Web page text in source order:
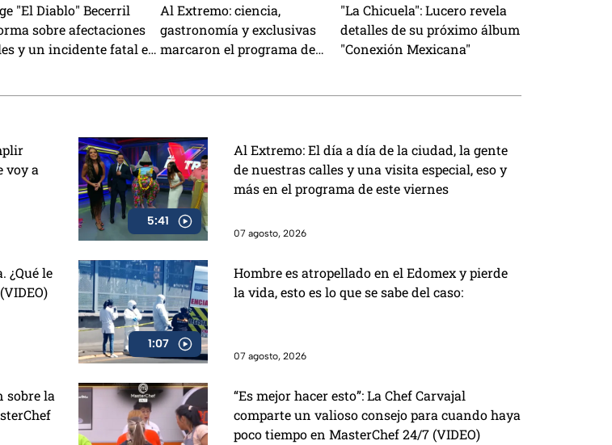
"El Diablo" Becerril
sobre afectaciones
y un incidente fatal en
Al Extremo: ciencia,
gastronomía y exclusivas
marcaron el programa de
"La Chicuela": Lucero revela
detalles de su próximo álbum
"Conexión Mexicana"
voy a
5:41
Al Extremo: El día a día de la ciudad, la gente
de nuestras calles y una visita especial, eso y
más en el programa de este viernes
07 agosto, 2026
¿Qué le
1:07
Hombre es atropellado en el Edomex y pierde
la vida, esto es lo que se sabe del caso:
07 agosto, 2026
sobre la
“Es mejor hacer esto”: La Chef Carvajal
comparte un valioso consejo para cuando haya
poco tiempo en MasterChef 24/7 (VIDEO)